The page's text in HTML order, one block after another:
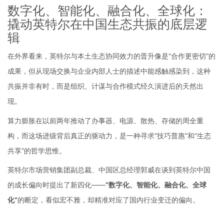
数字化、智能化、融合化、全球化：
撬动英特尔在中国生态共振的底层逻
辑
在外界看来，英特尔与本土生态协同效力的晋升像是“合作更密切”的
成果，但从现场交换与企业内部人士的描述中能感触感染到，这种
共振并非有时，而是组织、计谋与合作模式经久演进后的天然出
现。
算力膨胀在以前两年推动了办事器、电源、散热、存储的周全重
构，而这场进级背后真正的驱动力，是一种寻求“技巧普惠”和“生态
共享”的哲学思惟。
英特尔市场营销集团副总裁、中国区总经理郭威在谈到英特尔中国
的成长偏向时提出了新四化——“数字化、智能化、融合化、全球
化”的断定，看似宏不雅，却精准对应了国内行业变迁的偏向。